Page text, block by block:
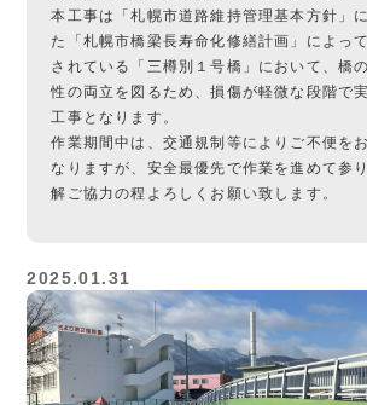
本工事は「札幌市道路維持管理基本方針」
た「札幌市橋梁長寿命化修繕計画」によっ
されている「三樽別１号橋」において、橋
性の両立を図るため、損傷が軽微な段階で
工事となります。
作業期間中は、交通規制等によりご不便を
なりますが、安全最優先で作業を進めて参
解ご協力の程よろしくお願い致します。
2025.01.31